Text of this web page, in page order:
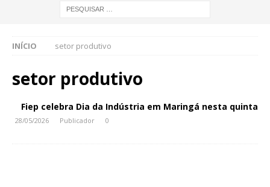
INÍCIO setor produtivo
setor produtivo
Fiep celebra Dia da Indústria em Maringá nesta quinta
28/05/2026 Publicador 0